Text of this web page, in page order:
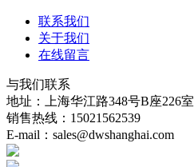
联系我们
关于我们
在线留言
与我们联系
地址：上海华江路348号B座226室
销售热线：15021562539
E-mail：sales@dwshanghai.com